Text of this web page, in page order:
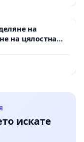
на
на цялостна
път между
искате